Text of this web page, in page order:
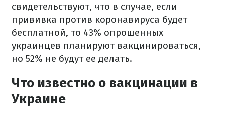
свидетельствуют, что в случае, если
прививка против коронавируса будет
бесплатной, то 43% опрошенных
украинцев планируют вакцинироваться,
но 52% не будут ее делать.
Что известно о вакцинации в
Украине